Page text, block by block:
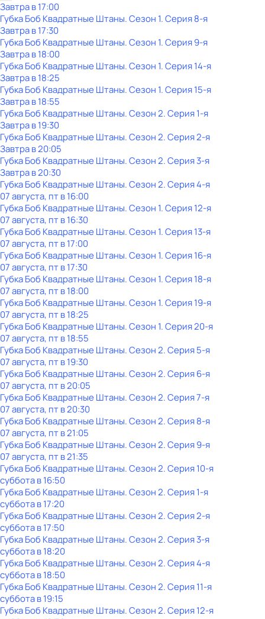
Завтра в 17:00
Губка Боб Квадратные Штаны. Сезон 1. Серия 8-я
Завтра в 17:30
Губка Боб Квадратные Штаны. Сезон 1. Серия 9-я
Завтра в 18:00
Губка Боб Квадратные Штаны. Сезон 1. Серия 14-я
Завтра в 18:25
Губка Боб Квадратные Штаны. Сезон 1. Серия 15-я
Завтра в 18:55
Губка Боб Квадратные Штаны. Сезон 2. Серия 1-я
Завтра в 19:30
Губка Боб Квадратные Штаны. Сезон 2. Серия 2-я
Завтра в 20:05
Губка Боб Квадратные Штаны. Сезон 2. Серия 3-я
Завтра в 20:30
Губка Боб Квадратные Штаны. Сезон 2. Серия 4-я
07 августа, пт в 16:00
Губка Боб Квадратные Штаны. Сезон 1. Серия 12-я
07 августа, пт в 16:30
Губка Боб Квадратные Штаны. Сезон 1. Серия 13-я
07 августа, пт в 17:00
Губка Боб Квадратные Штаны. Сезон 1. Серия 16-я
07 августа, пт в 17:30
Губка Боб Квадратные Штаны. Сезон 1. Серия 18-я
07 августа, пт в 18:00
Губка Боб Квадратные Штаны. Сезон 1. Серия 19-я
07 августа, пт в 18:25
Губка Боб Квадратные Штаны. Сезон 1. Серия 20-я
07 августа, пт в 18:55
Губка Боб Квадратные Штаны. Сезон 2. Серия 5-я
07 августа, пт в 19:30
Губка Боб Квадратные Штаны. Сезон 2. Серия 6-я
07 августа, пт в 20:05
Губка Боб Квадратные Штаны. Сезон 2. Серия 7-я
07 августа, пт в 20:30
Губка Боб Квадратные Штаны. Сезон 2. Серия 8-я
07 августа, пт в 21:05
Губка Боб Квадратные Штаны. Сезон 2. Серия 9-я
07 августа, пт в 21:35
Губка Боб Квадратные Штаны. Сезон 2. Серия 10-я
субботав16:50
Губка Боб Квадратные Штаны. Сезон 2. Серия 1-я
субботав17:20
Губка Боб Квадратные Штаны. Сезон 2. Серия 2-я
субботав17:50
Губка Боб Квадратные Штаны. Сезон 2. Серия 3-я
субботав18:20
Губка Боб Квадратные Штаны. Сезон 2. Серия 4-я
субботав18:50
Губка Боб Квадратные Штаны. Сезон 2. Серия 11-я
субботав19:15
Губка Боб Квадратные Штаны. Сезон 2. Серия 12-я